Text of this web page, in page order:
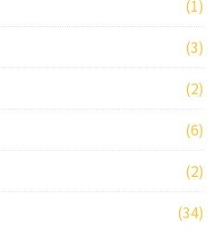
(1)
(3)
(2)
(6)
(2)
(34)